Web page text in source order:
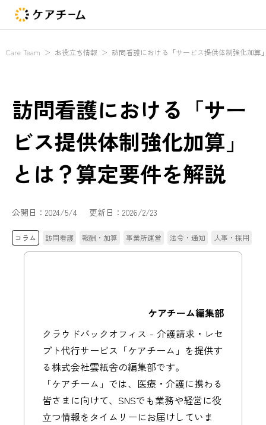
Care Team ＞ お役立ち情報 ＞ 訪問看護における「サービス提供体制強化加算
訪問看護における「サー
ビス提供体制強化加算」
とは？算定要件を解説
公開日： 2024/5/4 更新日： 2026/2/23
コラム 訪問看護 報酬・加算 事業所運営 法令・通知 人事・採用
ケアチーム編集部
クラウドバックオフィス - 介護請求・レセ
プト代行サービス「ケアチーム」を提供す
る株式会社雲紙舎の編集部です。
「ケアチーム」では、医療・介護に携わる
皆さまに向けて、SNSでも業務や経営に役
立つ情報をタイムリーにお届けしていま